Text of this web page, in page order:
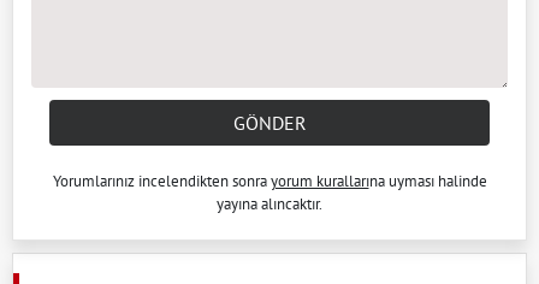
GÖNDER
Yorumlarınız incelendikten sonrayorum kurallarına uyması halinde
yayına alıncaktır.